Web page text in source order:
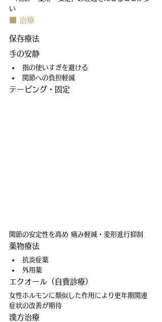
い
■ 治療
保存療法
手の安静
指の使いすぎを避ける
関節への負担軽減
テーピング・固定
関節の安定性を高め 痛み軽減・変形進行抑制
薬物療法
抗炎症薬
外用薬
エクオール（自費診療）
女性ホルモンに類似した作用により更年期関連
症状の改善が期待
漢方治療